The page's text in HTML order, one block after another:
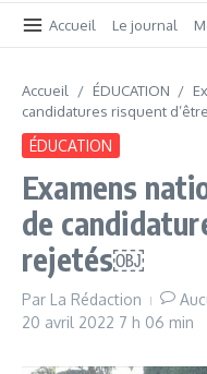
Accueil Le journal
Accueil / ÉDUCATION /
candidatures risquent
ÉDUCATION
Examens
de
rejetés￼
Par La Rédaction
20 avril 2022 7 h 06 min